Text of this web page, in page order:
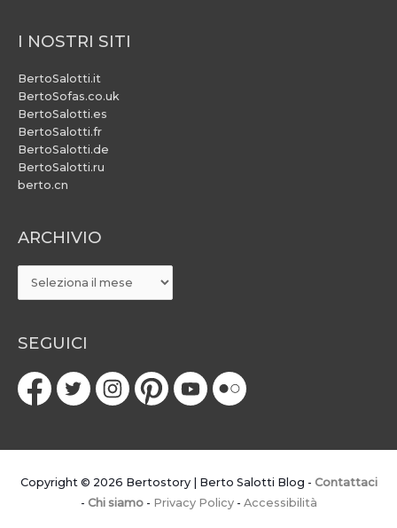
I NOSTRI SITI
BertoSalotti.it
BertoSofas.co.uk
BertoSalotti.es
BertoSalotti.fr
BertoSalotti.de
BertoSalotti.ru
berto.cn
ARCHIVIO
ARCHIVIO
SEGUICI
Copyright © 2026 Bertostory | Berto Salotti Blog - Contattaci
- Chi siamo- Privacy Policy- Accessibilità